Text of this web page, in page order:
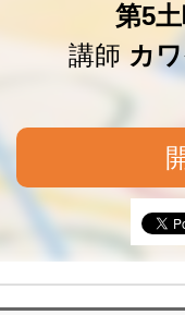
第5
講師カ